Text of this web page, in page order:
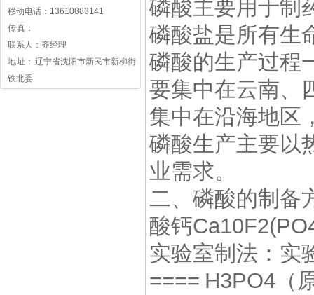
磷酸主要用于制
磷酸盐是所有生
磷酸的生产过程
要集中在云南、
集中在沿海地区
磷酸生产主要以
业需求。
二、磷酸的制备
酸钙
实验室制法：实
==== H3PO4（
移动电话：13610883141
传 真：
联系人：齐经理
地 址： 辽宁省沈阳市新民市新柳街
铁北委